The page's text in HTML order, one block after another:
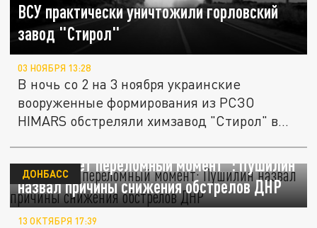
ВСУ практически уничтожили горловский
завод "Стирол"
03 НОЯБРЯ 13:28
В ночь со 2 на 3 ноября украинские
вооруженные формирования из РСЗО
HIMARS обстреляли химзавод "Стирол" в...
"Наступает переломный момент": Пушилин
назвал причины снижения обстрелов ДНР
ДОНБАСС
13 ОКТЯБРЯ 17:39